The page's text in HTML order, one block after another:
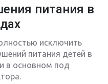
питания в
исключить
питания детей в
в основном под